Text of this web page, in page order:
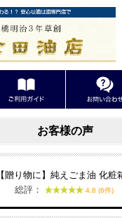
お客様の声
【贈り物に】純えごま油 化粧
総評：
4.8 (6件)